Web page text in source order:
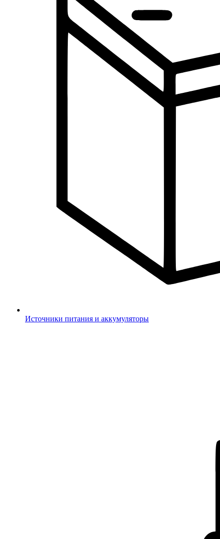
Источники питания и аккумуляторы